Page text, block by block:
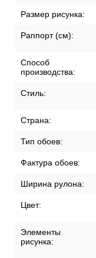
Размер рисунка:
Раппорт (см):
Способ
производства:
Стиль:
Страна:
Тип обоев:
Фактура обоев:
Ширина рулона:
Цвет:
Элементы
рисунка: